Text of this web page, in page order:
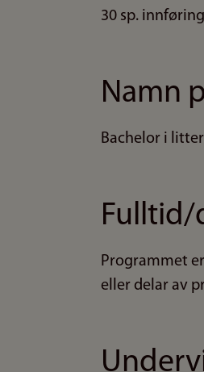
30 sp.
Namn
Bachelor i
Fulltid/
Programmet
eller delar av